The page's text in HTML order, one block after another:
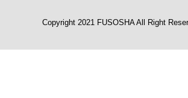
Copyright 2021 FUSOSHA All Right